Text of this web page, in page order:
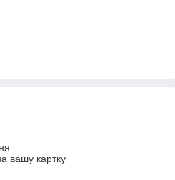
вашу картку